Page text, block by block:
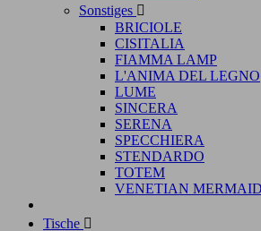
Sonstiges 
BRICIOLE
CISITALIA
FIAMMA LAMP
L'ANIMA DEL LEGNO
LUME
SINCERA
SERENA
SPECCHIERA
STENDARDO
TOTEM
VENETIAN
Tische 